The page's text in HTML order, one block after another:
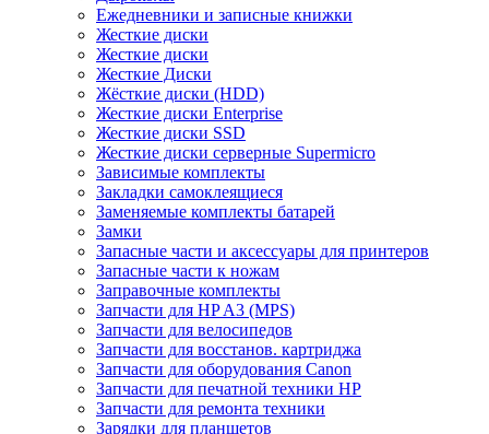
Ежедневники и записные книжки
Жесткие диски
Жесткие диски
Жесткие Диски
Жёсткие диски (HDD)
Жесткие диски Enterprise
Жесткие диски SSD
Жесткие диски серверные Supermicro
Зависимые комплекты
Закладки самоклеящиеся
Заменяемые комплекты батарей
Замки
Запасные части и аксессуары для принтеров
Запасные части к ножам
Заправочные комплекты
Запчасти для HP A3 (MPS)
Запчасти для велосипедов
Запчасти для восстанов. картриджа
Запчасти для оборудования Canon
Запчасти для печатной техники HP
Запчасти для ремонта техники
Зарядки для планшетов